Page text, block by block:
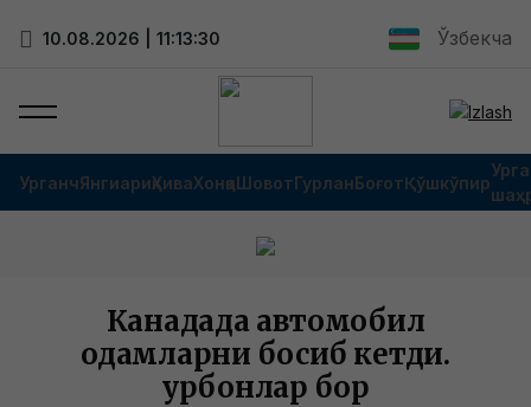
10.08.2026 | 11:13:30 Ўзбекча
УрганчЯнгиариқХиваХонқаШовотГурланБоғотҚўшкўпир
Канадада автомобил
одамларни босиб кетди.
Қурбонлар бор